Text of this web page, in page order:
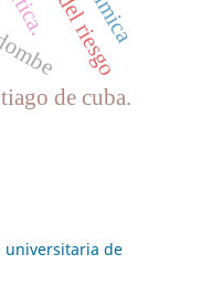
de cuba.
universitaria de